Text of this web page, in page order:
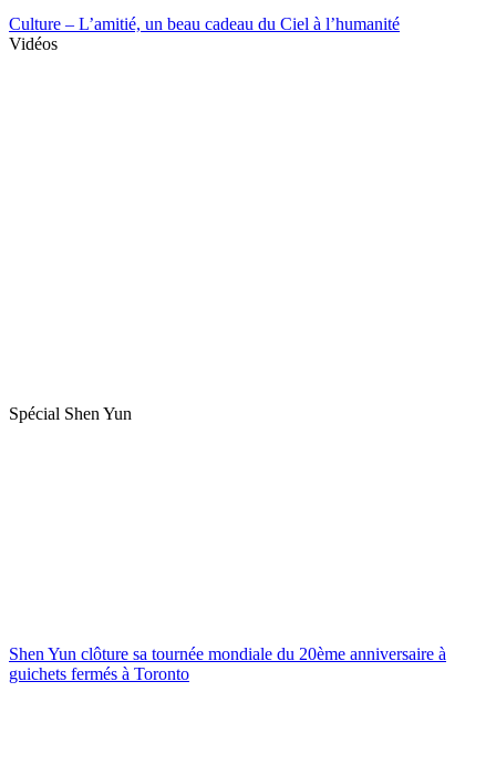
Culture – L’amitié, un beau cadeau du Ciel à l’humanité
Vidéos
Spécial Shen Yun
Shen Yun clôture sa tournée mondiale du 20ème anniversaire à
guichets fermés à Toronto